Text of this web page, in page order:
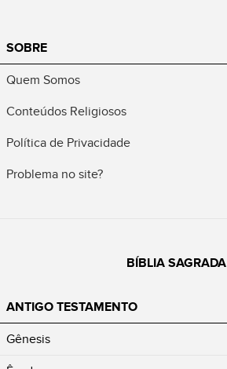
SOBRE
Quem Somos
Conteúdos Religiosos
Política de Privacidade
Problema no site?
BÍBLIA SAGRADA
ANTIGO TESTAMENTO
Gênesis